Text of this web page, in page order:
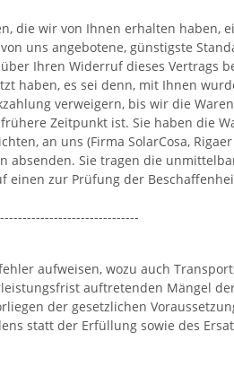
die wir von Ihnen erhalten haben,
uns angebotene, günstigste
Ihren Widerruf dieses Vertrags
haben, es sei denn, mit Ihnen
verweigern, bis wir die
Zeitpunkt ist. Sie haben die
an uns (Firma SolarCosa,
absenden. Sie tragen die
zur Prüfung der
aufweisen, wozu auch
auftretenden Mängel
der gesetzlichen
statt der Erfüllung sowie des